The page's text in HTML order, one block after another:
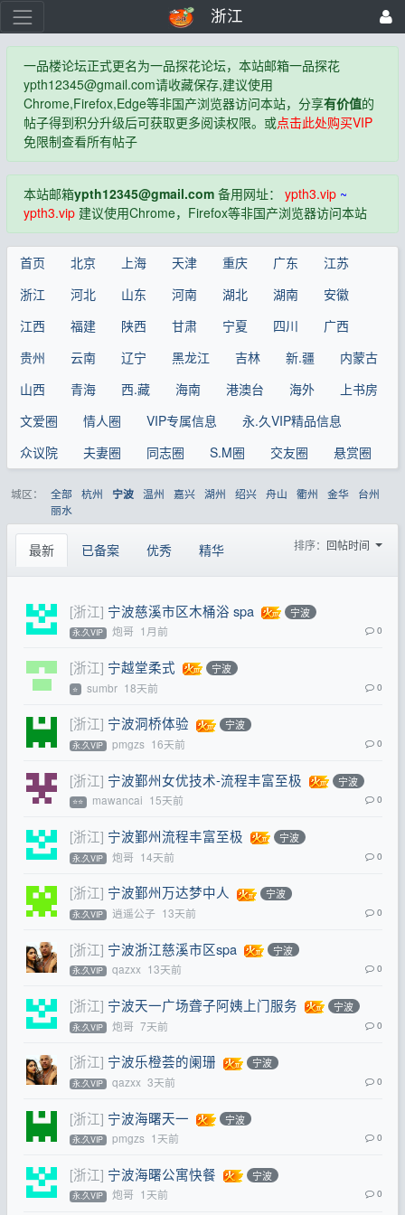
浙江
一品楼论坛正式更名为一品探花论坛，本站邮箱一品探花
ypth12345@gmail.com请收藏保存,建议使用
Chrome,Firefox,Edge等非国产浏览器访问本站，分享有价值的
帖子得到积分升级后可获取更多阅读权限。或点击此处购买VIP
免限制查看所有帖子
本站邮箱ypth12345@gmail.com备用网址： ypth3.vip~
ypth3.vip建议使用Chrome，Firefox等非国产浏览器访问本站
首页 北京 上海 天津 重庆 广东
江苏
浙江
河北 山东 河南 湖北 湖南
安徽
江西
福建 陕西 甘肃 宁夏 四川
广西
贵州
云南 辽宁 黑龙江 吉林 新.疆
内蒙古
山西
青海 西.藏 海南 港澳台 海外
上书房
文爱圈
情人圈 VIP专属信息
永.久VIP精品信息
众议院
夫妻圈 同志圈 S.M圈 交友圈 悬赏圈
城区： 全部 杭州 宁波 温州 嘉兴 湖州 绍兴 舟山 衢州 金华
台州
丽水
最新 已备案 优秀 精华 排序： 回帖时间
[浙江] 宁波慈溪市区木桶浴 spa 宁波
永.久VIP 炮哥 1月前 0
[浙江] 宁越堂柔式 宁波
⭐ sumbr 18天前 0
[浙江] 宁波洞桥体验 宁波
永.久VIP pmgzs 16天前 0
[浙江] 宁波鄞州女优技术-流程丰富至极 宁波
⭐⭐ mawancai 15天前 0
[浙江] 宁波鄞州流程丰富至极 宁波
永.久VIP 炮哥 14天前 0
[浙江] 宁波鄞州万达梦中人 宁波
永.久VIP 逍遥公子 13天前 0
[浙江] 宁波浙江慈溪市区spa 宁波
永.久VIP qazxx 13天前 0
[浙江] 宁波天一广场聋子阿姨上门服务 宁波
永.久VIP 炮哥 7天前 0
[浙江] 宁波乐橙荟的阑珊 宁波
永.久VIP qazxx 3天前 0
[浙江] 宁波海曙天一 宁波
永.久VIP pmgzs 1天前 0
[浙江] 宁波海曙公寓快餐 宁波
永.久VIP 炮哥 1天前 0